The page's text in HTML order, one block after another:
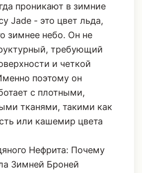
проникают в зимние
Jade - это цвет льда,
зимнее небо. Он не
требующий
и четкой
поэтому он
с плотными,
тканями, такими как
или кашемир цвета
Нефрита: Почему
Зимней Броней